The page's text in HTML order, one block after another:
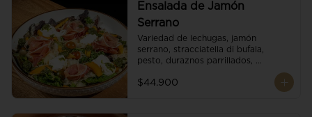
Ensalada de Jamón
Serrano
Variedad de lechugas, jamón
serrano, stracciatella di bufala,
pesto, duraznos parrillados,
tomate cherry y vinagreta
$44.900